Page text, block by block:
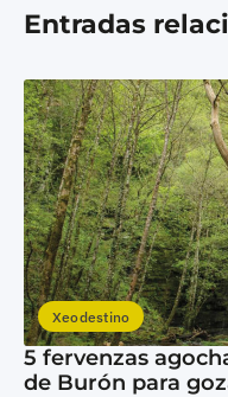
Entradas
Xeodestino
5 fervenzas
de Burón para